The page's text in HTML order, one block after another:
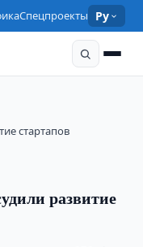
Спецпроекты Ру
стартапов
развитие